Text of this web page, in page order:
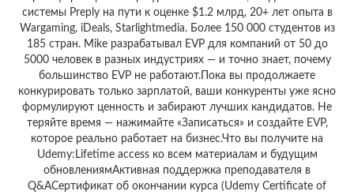
системы Preply на пути к оценке $1.2 млрд, 20+ лет опыта в
Wargaming, iDeals, Starlightmedia. Более 150 000 студентов из
185 стран. Mike разрабатывал EVP для компаний от 50 до
5000 человек в разных индустриях — и точно знает, почему
большинство EVP не работают.Пока вы продолжаете
конкурировать только зарплатой, ваши конкуренты уже ясно
формулируют ценность и забирают лучших кандидатов. Не
теряйте время — нажимайте «Записаться» и создайте EVP,
которое реально работает на бизнес.Что вы получите на
Udemy:Lifetime access ко всем материалам и будущим
обновлениямАктивная поддержка преподавателя в
Q&AСертификат об окончании курса (Udemy Certificate of